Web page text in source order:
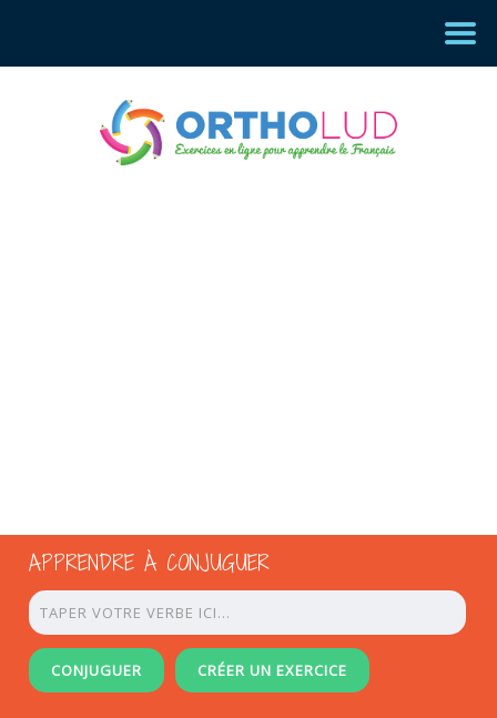
APPRENDRE À CONJUGUER
CONJUGUER CRÉER UN EXERCICE